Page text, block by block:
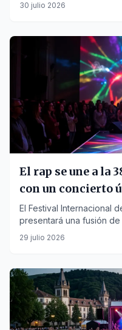
30 julio 2026
El rap se une a la
con un concierto
El Festival Internacional
presentará una fusión
internacionales, del 14 al
29 julio 2026